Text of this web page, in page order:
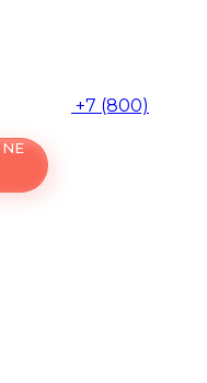
+7 (800)